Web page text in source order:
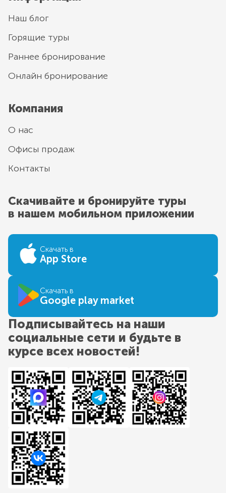
Наш блог
Горящие туры
Раннее бронирование
Онлайн бронирование
Компания
О нас
Офисы продаж
Контакты
Скачивайте и бронируйте туры
в нашем мобильном приложении
Скачать в
App Store
Скачать в
Google play market
Подписывайтесь на наши
социальные сети и будьте в
курсе всех новостей!